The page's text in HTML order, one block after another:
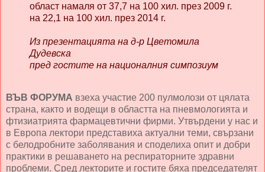
област намаля от 37,7 на 100 хил. през 2009 г.
на 22,1 на 100 хил. през 2014 г.
Из презентацията на д-р Цветомила
Дудевска
пред гостите на националния симпозиум
ВЪВ ФОРУМА взеха участие 200 пулмолози от цялата
страна, както и водещи в областта на пневмологията и
фтизиатрията фармацевтични фирми. Утвърдени у нас и
в Европа лектори представиха актуални теми, свързани
с белодробните заболявания и споделиха опит и добри
практики в решаването на респираторните здравни
проблеми. Сред лекторите и гостите бяха председателят